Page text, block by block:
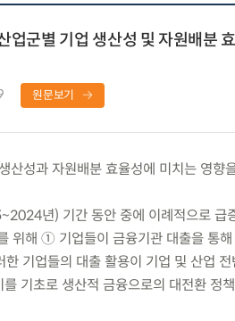
업군별 기업 생산성 및 자원배분
원문보기
산성과 자원배분 효율성에 미치는 영향
년) 기간 동안 중에 이례적으로 급
위해 ① 기업들이 금융기관 대출을 통
기업들의 대출 활용이 기업 및 산업
기초로 생산적 금융으로의 대전환 정